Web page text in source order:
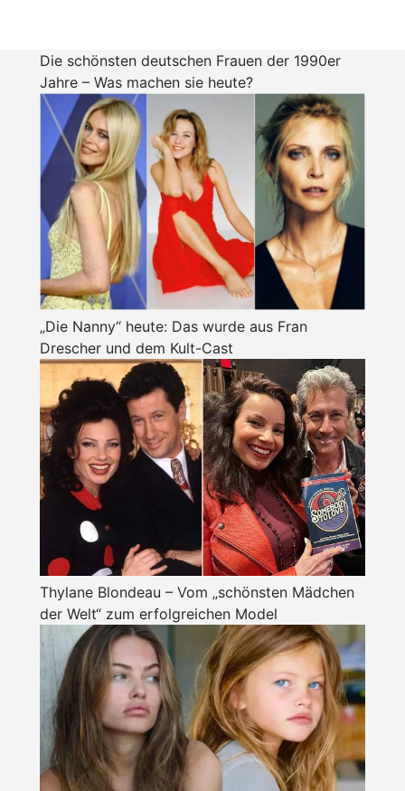
Die schönsten deutschen Frauen der 1990er
Jahre – Was machen sie heute?
„Die Nanny“ heute: Das wurde aus Fran
Drescher und dem Kult-Cast
Thylane Blondeau – Vom „schönsten Mädchen
der Welt“ zum erfolgreichen Model